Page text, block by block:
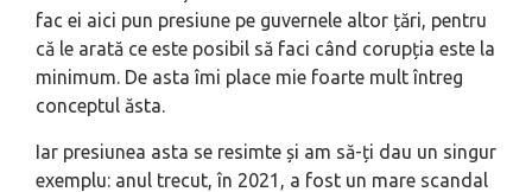
fac ei aici pun presiune pe guvernele altor țări, pentru
că le arată ce este posibil să faci când corupția este la
minimum. De asta îmi place mie foarte mult întreg
conceptul ăsta.
Iar presiunea asta se resimte și am să-ți dau un singur
exemplu: anul trecut, în 2021, a fost un mare scandal